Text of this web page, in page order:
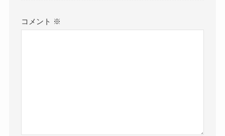
コメント ※